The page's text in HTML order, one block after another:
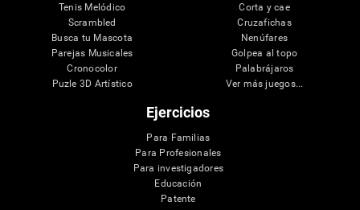
Tenis Melódico
Scrambled
Busca tu Mascota
Parejas Musicales
Cronocolor
Puzle 3D Artístico
Corta y cae
Cruzafichas
Nenúfares
Golpea al topo
Palabrájaros
Ver más juegos...
Ejercicios
Para Familias
Para Profesionales
Para investigadores
Educación
Patente